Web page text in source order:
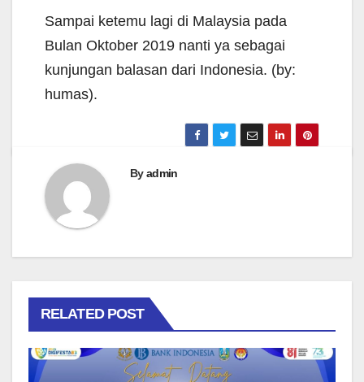
Sampai ketemu lagi di Malaysia pada
Bulan Oktober 2019 nanti ya sebagai
kunjungan balasan dari Indonesia. (by:
humas).
Byadmin
RELATED POST